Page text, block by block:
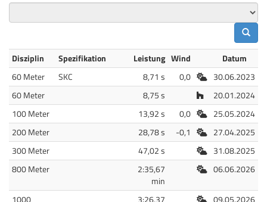
Disziplin Spezifikation Leistung Wind
Datum
60 Meter
SKC 8,71 s 0,0 Freiluft
30.06.2023
60 Meter
8,75 s Halle20.01.2024
100 Meter
13,92 s 0,0 Freiluft
25.05.2024
200 Meter
28,78 s -0,1 Freiluft
27.04.2025
300 Meter
47,02 s Freiluft
31.08.2025
800 Meter
2:35,67
min
Freiluft
06.06.2026
1000
3:26,37
Freiluft
09.05.2026